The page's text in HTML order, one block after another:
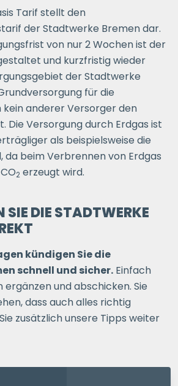
Tarif stellt den
der Stadtwerke Bremen dar.
von nur 2 Wochen ist der
und kurzfristig wieder
der Stadtwerke
für die
kein anderer Versorger den
Die Versorgung durch Erdgas ist
als beispielsweise die
da beim Verbrennen von Erdgas
2 erzeugt wird.
SIE DIE STADTWERKE
kündigen Sie die
schnell und sicher. Einfach
und abschicken. Sie
dass auch alles richtig
zusätzlich unsere Tipps weiter